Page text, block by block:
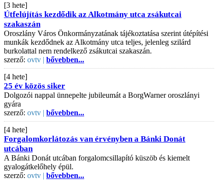
[3 hete]
Útfelújítás kezdődik az Alkotmány utca zsákutcai
szakaszán
Oroszlány Város Önkormányzatának tájékoztatása szerint útépítési
munkák kezdődnek az Alkotmány utca teljes, jelenleg szilárd
burkolattal nem rendelkező zsákutcai szakaszán.
szerző: ovtv | bővebben...
[4 hete]
25 év közös siker
Dolgozói nappal ünnepelte jubileumát a BorgWarner oroszlányi
gyára
szerző: ovtv | bővebben...
[4 hete]
Forgalomkorlátozás van érvényben a Bánki Donát
utcában
A Bánki Donát utcában forgalomcsillapító küszöb és kiemelt
gyalogátkelőhely épül.
szerző: ovtv | bővebben...